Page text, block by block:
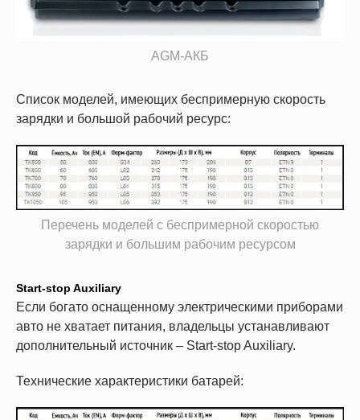
AGM-АКБ
Список моделей, имеющих беспримерную скорость
зарядки и большой рабочий ресурс:
Перечень моделей с беспримерной скоростью
зарядки и большим рабочим ресурсом
Start-stop Auxiliary
Если богато оснащенному электрическими приборами
авто не хватает питания, владельцы устанавливают
дополнительный источник – Start-stop Auxiliary.
Технические характеристики батарей: